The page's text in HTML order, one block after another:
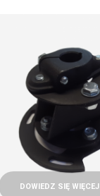
DOWIEDZ SIĘ WIĘCEJ